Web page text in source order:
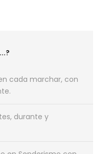
cada marchar, con
durante y